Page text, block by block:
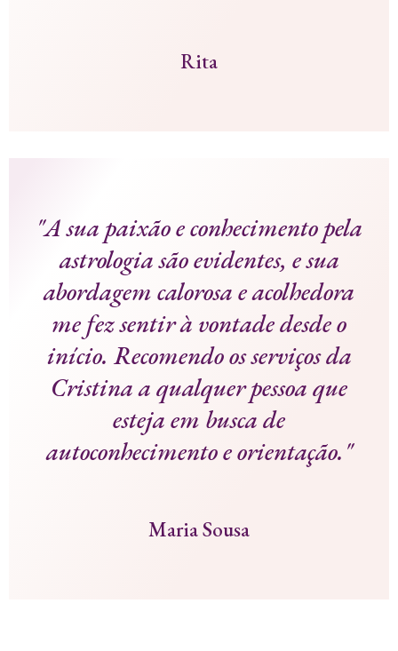
Rita
"A sua paixão e conhecimento pela
astrologia são evidentes, e sua
abordagem calorosa e acolhedora
me fez sentir à vontade desde o
início. Recomendo os serviços da
Cristina a qualquer pessoa que
esteja em busca de
autoconhecimento e orientação."
Maria Sousa